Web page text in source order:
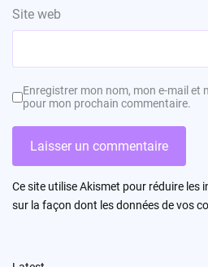
Site web
Enregistrer mon nom, mon e-mail et
pour mon prochain commentaire.
Ce site utilise Akismet pour réduire les
sur la façon dont les données de vos